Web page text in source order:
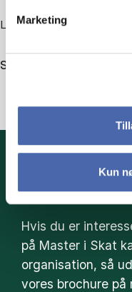
Marketing
Kun
Læs om alle kurser der
Se alle kurser
HENT
Hvis du er
på Master i Skat
organisation, så
vores brochure på